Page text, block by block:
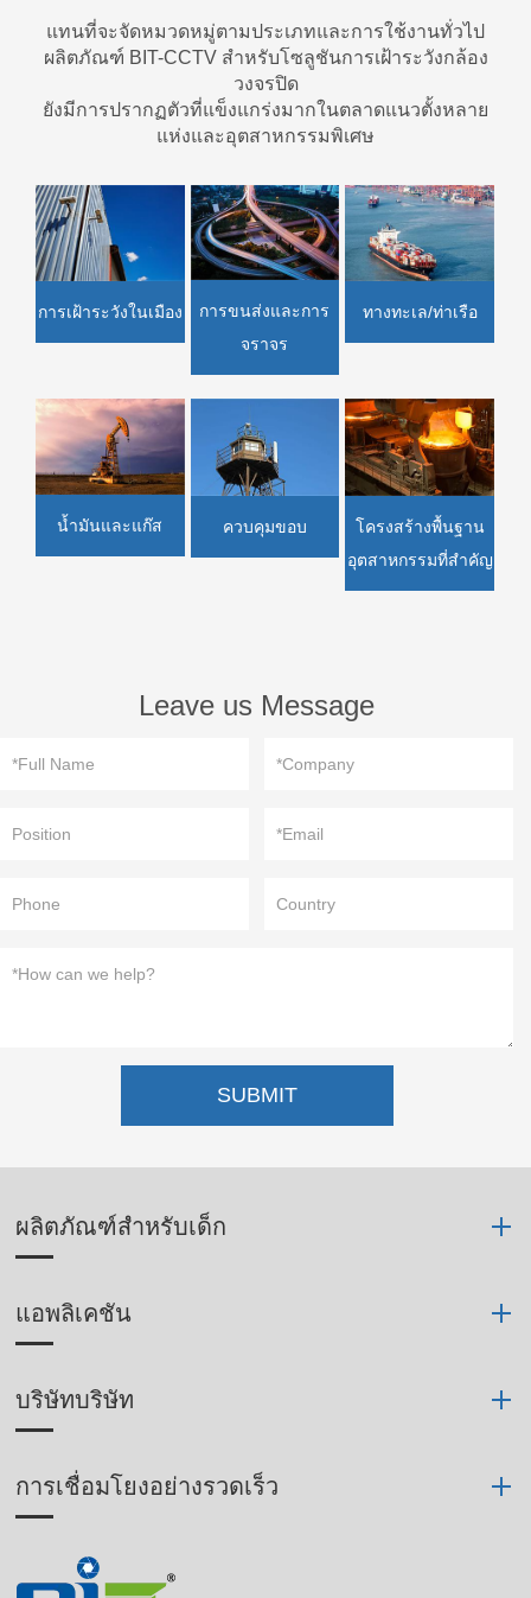
แทนที่จะจัดหมวดหมู่ตามประเภทและการใช้งานทั่วไป
ผลิตภัณฑ์ BIT-CCTV สำหรับโซลูชันการเฝ้าระวังกล้อง
วงจรปิด
ยังมีการปรากฏตัวที่แข็งแกร่งมากในตลาดแนวตั้งหลาย
แห่งและอุตสาหกรรมพิเศษ
การเฝ้าระวังในเมือง
การขนส่งและการ
จราจร
ทางทะเล/ท่าเรือ
น้ำมันและแก๊ส ควบคุมขอบ
โครงสร้างพื้นฐาน
อุตสาหกรรมที่สำคัญ
Leave us Message
SUBMIT
ผลิตภัณฑ์สำหรับเด็ก
แอพลิเคชัน
บริษัทบริษัท
การเชื่อมโยงอย่างรวดเร็ว